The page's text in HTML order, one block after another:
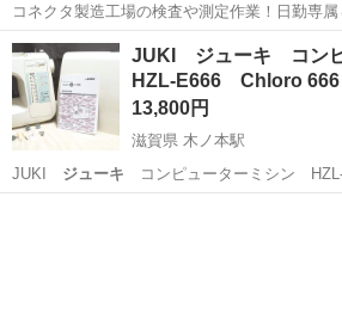
コネクタ製造工場の検査や測定作業！日勤専属
日128日★クリーンルーム内作業★マイカー通
★就業先食堂利用可！日払い制度あり！《茨城県常
工場のお仕事 ◇コネクタ製造工...
茨城 常陸大宮市 その他
JUKI ジューキ コン
HZL-E666 Chloro 666
13,800円
滋賀県 木ノ本駅
JUKI ジューキ コンピューターミシン